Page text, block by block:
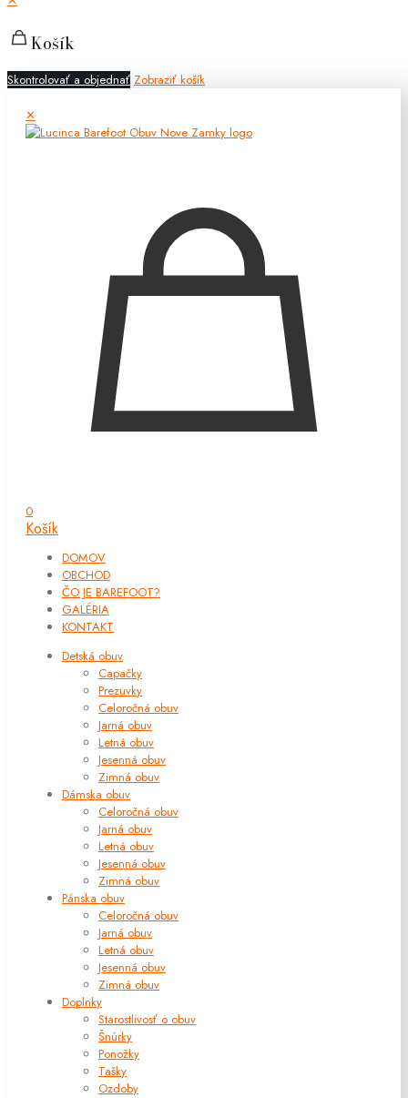
Košík
Skontrolovať a objednať Zobraziť košík
✕
0
Košík
DOMOV
OBCHOD
ČO JE BAREFOOT?
GALÉRIA
KONTAKT
Detská obuv
Capačky
Prezuvky
Celoročná obuv
Jarná obuv
Letná obuv
Jesenná obuv
Zimná obuv
Dámska obuv
Celoročná obuv
Jarná obuv
Letná obuv
Jesenná obuv
Zimná obuv
Pánska obuv
Celoročná obuv
Jarná obuv
Letná obuv
Jesenná obuv
Zimná obuv
Doplnky
Starostlivosť o obuv
Šnúrky
Ponožky
Tašky
Ozdoby